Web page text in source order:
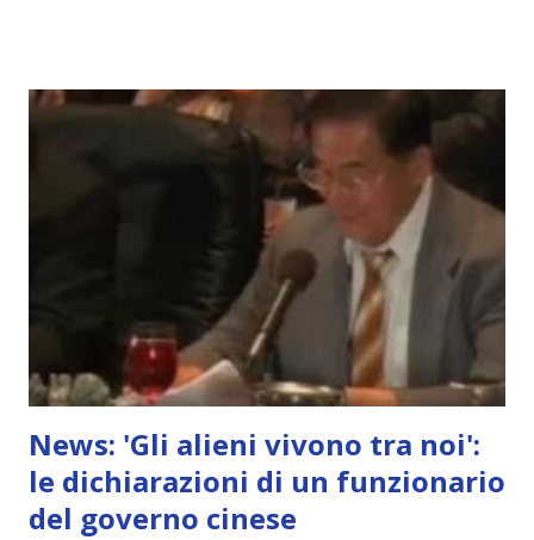
News: 'Gli alieni vivono tra noi':
le dichiarazioni di un funzionario
del governo cinese